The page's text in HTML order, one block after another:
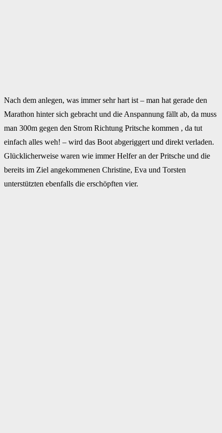
Nach dem anlegen, was immer sehr hart ist – man hat gerade den
Marathon hinter sich gebracht und die Anspannung fällt ab, da muss
man 300m gegen den Strom Richtung Pritsche kommen , da tut
einfach alles weh! – wird das Boot abgeriggert und direkt verladen.
Glücklicherweise waren wie immer Helfer an der Pritsche und die
bereits im Ziel angekommenen Christine, Eva und Torsten
unterstützten ebenfalls die erschöpften vier.